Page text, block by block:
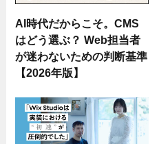
AI時代だからこそ。CMS
はどう選ぶ？ Web担当者
が迷わないための判断基準
【2026年版】